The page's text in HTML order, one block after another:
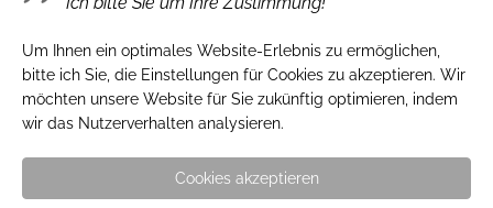
Friedhofsallee 134
Kontakt
Tel.: 0451 / 49 95 40
Um Ihnen ein optimales Website-Erlebnis zu ermöglichen,
bitte ich Sie, die Einstellungen für Cookies zu akzeptieren. Wir
möchten unsere Website für Sie zukünftig optimieren, indem
wir das Nutzerverhalten analysieren.
Cookies akzeptieren